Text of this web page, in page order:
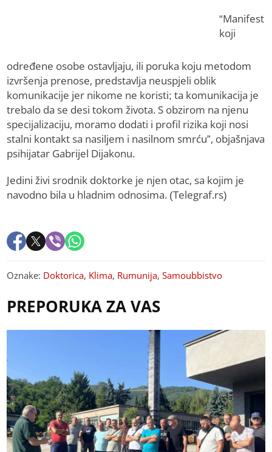
“Manifest
koji
određene osobe ostavljaju, ili poruka koju metodom
izvršenja prenose, predstavlja neuspjeli oblik
komunikacije jer nikome ne koristi; ta komunikacija je
trebalo da se desi tokom života. S obzirom na njenu
specijalizaciju, moramo dodati i profil rizika koji nosi
stalni kontakt sa nasiljem i nasilnom smrću”, objašnjava
psihijatar Gabrijel Dijakonu.
Jedini živi srodnik doktorke je njen otac, sa kojim je
navodno bila u hladnim odnosima. (Telegraf.rs)
Oznake: Doktorica, Klima, Rumunija,Samoubbistvo
PREPORUKA ZA VAS